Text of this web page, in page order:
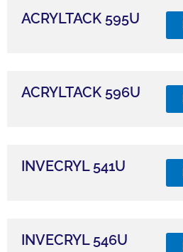
ACRYLTACK 595U
ACRYLTACK 596U
INVECRYL 541U
INVECRYL 546U